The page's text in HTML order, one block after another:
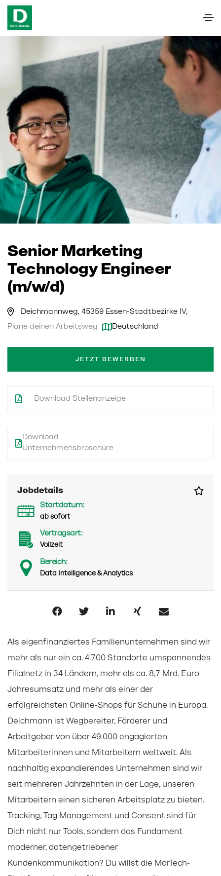
Senior Marketing
Technology Engineer
(m/w/d)
Deichmannweg, 45359 Essen-Stadtbezirke IV,
Deutschland
Plane deinen Arbeitsweg
JETZT BEWERBEN
Download Stellenanzeige
Download
Unternehmensbroschüre
Jobdetails
Startdatum:
ab sofort
Vertragsart:
Vollzeit
Bereich:
Data Intelligence & Analytics
Als eigenfinanziertes Familienunternehmen sind wir
mehr als nur ein ca. 4.700 Standorte umspannendes
Filialnetz in 34 Ländern, mehr als ca. 8,7 Mrd. Euro
Jahresumsatz und mehr als einer der
erfolgreichsten Online-Shops für Schuhe in Europa.
Deichmann ist Wegbereiter, Förderer und
Arbeitgeber von über 49.000 engagierten
Mitarbeiterinnen und Mitarbeitern weltweit. Als
nachhaltig expandierendes Unternehmen sind wir
seit mehreren Jahrzehnten in der Lage, unseren
Mitarbeitern einen sicheren Arbeitsplatz zu bieten.
Tracking, Tag Management und Consent sind für
Dich nicht nur Tools, sondern das Fundament
moderner, datengetriebener
Kundenkommunikation? Du willst die MarTech-